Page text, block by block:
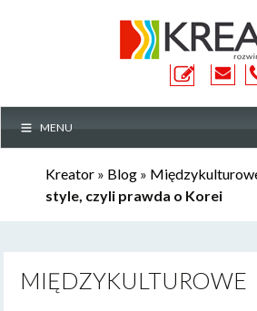
MENU
Kreator » Blog »
style, czyli prawda o Korei
MIĘDZYKULTUROWE